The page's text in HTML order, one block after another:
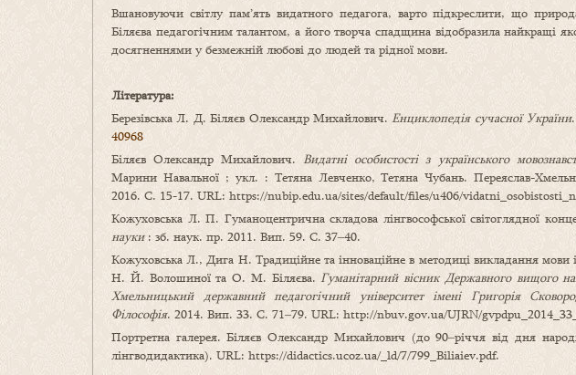
Вшановуючи світлу пам’ять видатного педагога, варто підкреслити, що
Біляєва педагогічним талантом, а його творча спадщина відобразила найкращі
досягненнями у безмежній любові до людей та рідної мови.
Література:
Березівська Л. Д. Біляєв Олександр Михайлович.Енциклопедія сучасної України
40968
Біляєв Олександр Михайлович.Видатні особистості з українського
Марини Навальної ; укл. : Тетяна Левченко, Тетяна Чубань. Переяслав-
2016. С. 15-17. URL: https://nubip.edu.ua/sites/default/files/u406/
Кожуховська Л. П. Гуманоцентрична складова лінгвософської світоглядної
науки: зб. наук. пр. 2011. Вип. 59. С. 37‒40.
Кожуховська Л., Дига Н. Традиційне та інноваційне в методиці викладання мови
Н. Й. Волошиної та О. М. Біляєва.Гуманітарний вісник Державного вищого
Хмельницький державний педагогічний університет імені Григорія
Філософія. 2014. Вип. 33. С. 71‒79. URL: http://nbuv.gov.ua/UJRN/
Портретна галерея. Біляєв Олександр Михайлович (до 90‒річчя від дня
лінгводидактика). URL: https://didactics.ucoz.ua/_ld/7/799_Biliaiev.pdf.